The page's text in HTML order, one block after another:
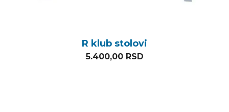
R klub stolovi
5.400,00 RSD